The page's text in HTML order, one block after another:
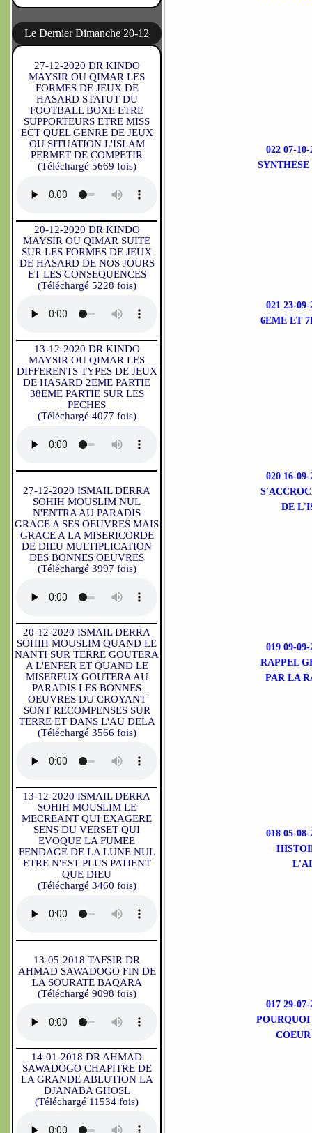
Le Dernier Dimanche 20-12
27-12-2020 DR KINDO
MAYSIR OU QIMAR LES
FORMES DE JEUX DE
HASARD STATUT DU
FOOTBALL BOXE ETRE
SUPPORTEURS ETRE MISS
ECT QUEL GENRE DE JEUX
OU SITUATION L'ISLAM
PERMET DE COMPETIR
(Téléchargé 5669 fois)
20-12-2020 DR KINDO
MAYSIR OU QIMAR SUITE
SUR LES FORMES DE JEUX
DE HASARD DE NOS JOURS
ET LES CONSEQUENCES
(Téléchargé 5228 fois)
13-12-2020 DR KINDO
MAYSIR OU QIMAR LES
DIFFERENTS TYPES DE JEUX
DE HASARD 2EME PARTIE
38EME PARTIE SUR LES
PECHES
(Téléchargé 4077 fois)
27-12-2020 ISMAIL DERRA
SOHIH MOUSLIM NUL
N'ENTRA AU PARADIS
GRACE A SES OEUVRES MAIS
GRACE A LA MISERICORDE
DE DIEU MULTIPLICATION
DES BONNES OEUVRES
(Téléchargé 3997 fois)
20-12-2020 ISMAIL DERRA
SOHIH MOUSLIM QUAND LE
NANTI SUR TERRE GOUTERA
A L'ENFER ET QUAND LE
MISEREUX GOUTERA AU
PARADIS LES BONNES
OEUVRES DU CROYANT
SONT RECOMPENSES SUR
TERRE ET DANS L'AU DELA
(Téléchargé 3566 fois)
13-12-2020 ISMAIL DERRA
SOHIH MOUSLIM LE
MECREANT QUI EXAGERE
SENS DU VERSET QUI
EVOQUE LA FUMEE
FENDAGE DE LA LUNE NUL
ETRE N'EST PLUS PATIENT
QUE DIEU
(Téléchargé 3460 fois)
13-05-2018 TAFSIR DR
AHMAD SAWADOGO FIN DE
LA SOURATE BAQARA
(Téléchargé 9098 fois)
14-01-2018 DR AHMAD
SAWADOGO CHAPITRE DE
LA GRANDE ABLUTION LA
DJANABA GHOSL
(Téléchargé 11534 fois)
022 07-
021 23-
6EME ET
020 16-
DE
019 09-
RAPPEL
PAR LA
018 05-
017 29-